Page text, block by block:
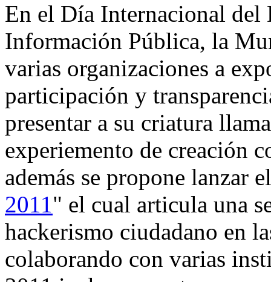
En el Día Internacional del
Información Pública, la
varias organizaciones a
participación y
presentar a su criatura
experiemento de creación
además se propone lanzar
2011" el cual articula una
hackerismo ciudadano en
colaborando con varias